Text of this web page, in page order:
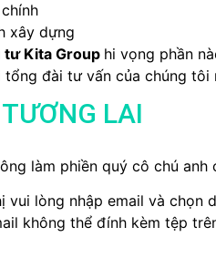
xây dựng
tư Kita Group hi vọng phần
đài tư vấn của chúng tôi
LAI
làm phiền quý cô chú
lòng nhập email và
không thể đính kèm tệp